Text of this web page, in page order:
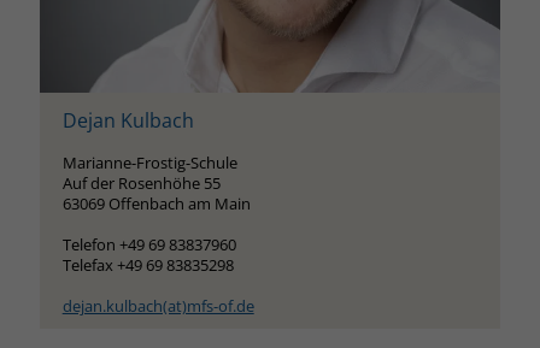
Dejan Kulbach
Marianne-Frostig-Schule
Auf der Rosenhöhe 55
63069 Offenbach am Main
Telefon +49 69 83837960
Telefax +49 69 83835298
dejan.kulbach(at)mfs-of.de